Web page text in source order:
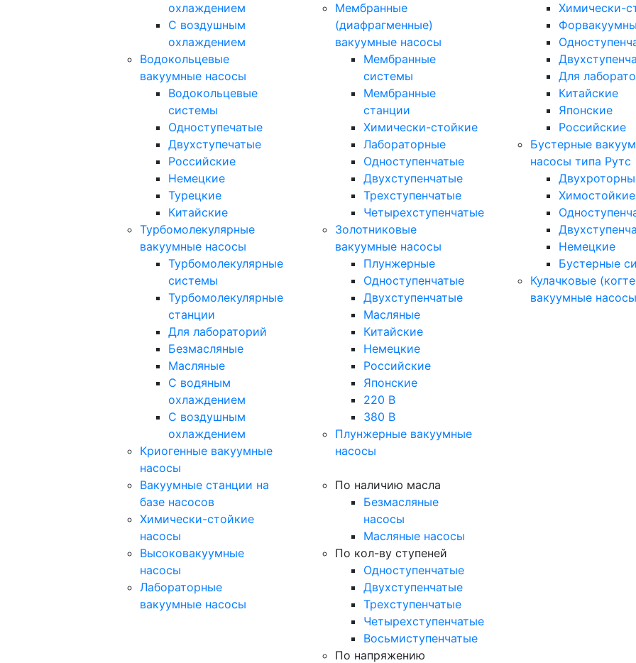
охлаждением
С воздушным
охлаждением
Водокольцевые
вакуумные насосы
Водокольцевые
системы
Одноступечатые
Двухступечатые
Российские
Немецкие
Турецкие
Китайские
Турбомолекулярные
вакуумные насосы
Турбомолекулярные
системы
Турбомолекулярные
станции
Для лабораторий
Безмасляные
Масляные
C водяным
охлаждением
C воздушным
охлаждением
Криогенные вакуумные
насосы
Мембранные
(диафрагменные)
вакуумные насосы
Мембранные
системы
Мембранные
станции
Химически-стойкие
Лабораторные
Одноступенчатые
Двухступенчатые
Трехступенчатые
Четырехступенчатые
Золотниковые
вакуумные насосы
Плунжерные
Одноступенчатые
Двухступенчатые
Масляные
Китайские
Немецкие
Российские
Японские
220 В
380 В
Плунжерные вакуумные
насосы
Химически-
Для
Китайские
Японские
Российские
Бустерные
насосы типа Рутс
Химостойкие
Немецкие
Бустерные
Кулачковые
вакуумные насосы
Вакуумные станции на
базе насосов
Химически-стойкие
насосы
Высоковакуумные
насосы
Лабораторные
вакуумные насосы
По наличию масла
Безмасляные
насосы
Масляные насосы
По кол-ву ступеней
Одноступенчатые
Двухступенчатые
Трехступенчатые
Четырехступенчатые
Восьмиступенчатые
По напряжению